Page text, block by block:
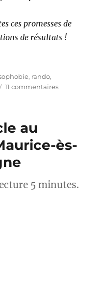
ces promesses de
de résultats !
, rando,
11 commentairessur
et
avec
au
ès-
5 minutes.